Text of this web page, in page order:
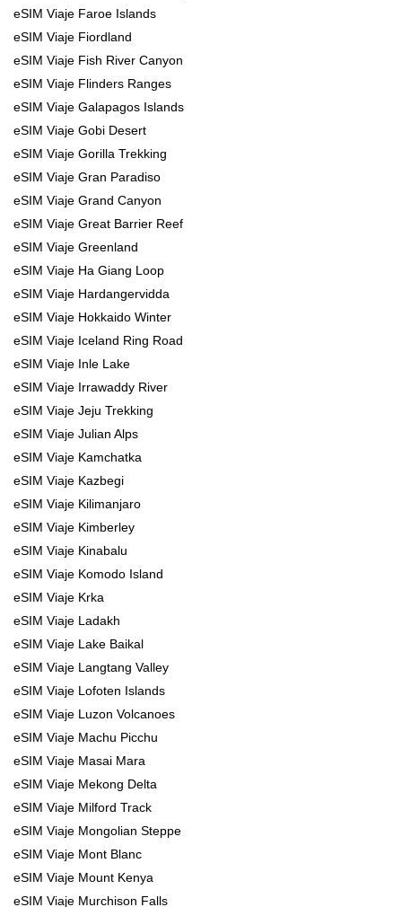
eSIM Viaje Faroe Islands
eSIM Viaje Fiordland
eSIM Viaje Fish River Canyon
eSIM Viaje Flinders Ranges
eSIM Viaje Galapagos Islands
eSIM Viaje Gobi Desert
eSIM Viaje Gorilla Trekking
eSIM Viaje Gran Paradiso
eSIM Viaje Grand Canyon
eSIM Viaje Great Barrier Reef
eSIM Viaje Greenland
eSIM Viaje Ha Giang Loop
eSIM Viaje Hardangervidda
eSIM Viaje Hokkaido Winter
eSIM Viaje Iceland Ring Road
eSIM Viaje Inle Lake
eSIM Viaje Irrawaddy River
eSIM Viaje Jeju Trekking
eSIM Viaje Julian Alps
eSIM Viaje Kamchatka
eSIM Viaje Kazbegi
eSIM Viaje Kilimanjaro
eSIM Viaje Kimberley
eSIM Viaje Kinabalu
eSIM Viaje Komodo Island
eSIM Viaje Krka
eSIM Viaje Ladakh
eSIM Viaje Lake Baikal
eSIM Viaje Langtang Valley
eSIM Viaje Lofoten Islands
eSIM Viaje Luzon Volcanoes
eSIM Viaje Machu Picchu
eSIM Viaje Masai Mara
eSIM Viaje Mekong Delta
eSIM Viaje Milford Track
eSIM Viaje Mongolian Steppe
eSIM Viaje Mont Blanc
eSIM Viaje Mount Kenya
eSIM Viaje Murchison Falls